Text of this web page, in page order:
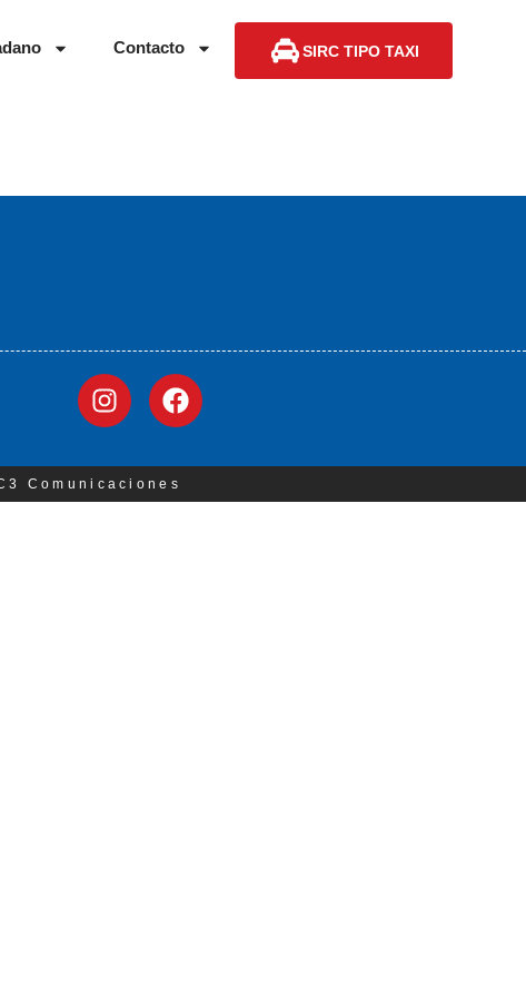
Contacto SIRC TIPO TAXI
Comunicaciones